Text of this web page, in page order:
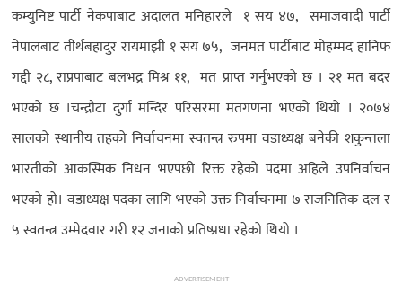
कम्युनिष्ट पार्टी नेकपाबाट अदालत मनिहारले १ सय ४७, समाजवादी पार्टी
नेपालबाट तीर्थबहादुर रायमाझी १ सय ७५, जनमत पार्टीबाट मोहम्मद हानिफ
गद्दी २८, राप्रपाबाट बलभद्र मिश्र ११, मत प्राप्त गर्नुभएको छ । २१ मत बदर
भएको छ ।चन्द्रौटा दुर्गा मन्दिर परिसरमा मतगणना भएको थियो । २०७४
सालको स्थानीय तहको निर्वाचनमा स्वतन्त्र रुपमा वडाध्यक्ष बनेकी शकुन्तला
भारतीको आकस्मिक निधन भएपछी रिक्त रहेको पदमा अहिले उपनिर्वाचन
भएको हो। वडाध्यक्ष पदका लागि भएको उक्त निर्वाचनमा ७ राजनितिक दल र
५ स्वतन्त्र उम्मेदवार गरी १२ जनाको प्रतिष्प्रधा रहेको थियो ।
ADVERTISEMENT